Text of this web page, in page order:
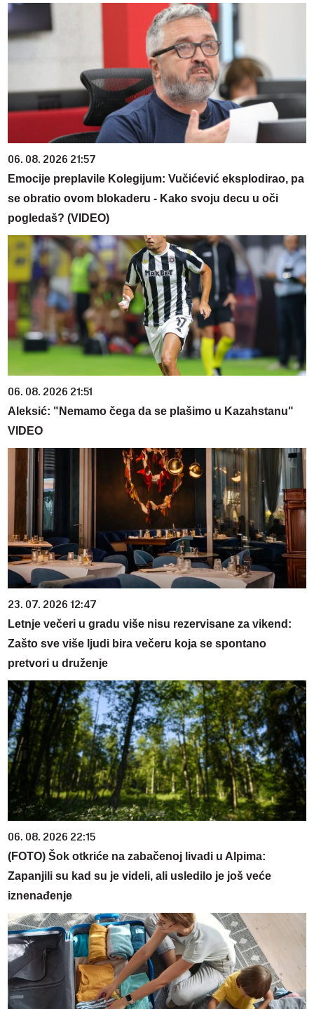
06. 08. 2026 21:57
Emocije preplavile Kolegijum: Vučićević eksplodirao, pa
se obratio ovom blokaderu - Kako svoju decu u oči
pogledaš? (VIDEO)
06. 08. 2026 21:51
Aleksić: "Nemamo čega da se plašimo u Kazahstanu"
VIDEO
23. 07. 2026 12:47
Letnje večeri u gradu više nisu rezervisane za vikend:
Zašto sve više ljudi bira večeru koja se spontano
pretvori u druženje
06. 08. 2026 22:15
(FOTO) Šok otkriće na zabačenoj livadi u Alpima:
Zapanjili su kad su je videli, ali usledilo je još veće
iznenađenje